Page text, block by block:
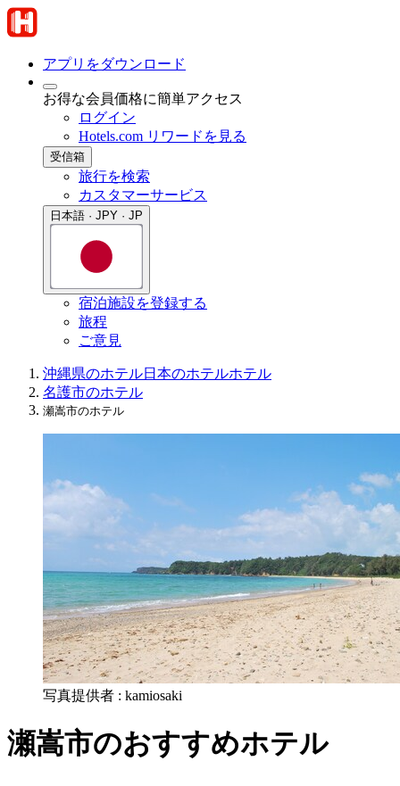
アプリをダウンロード
お得な会員価格に簡単アクセス
ログイン
Hotels.com リワードを見る
受信箱
旅行を検索
カスタマーサービス
日本語 · JPY · JP
宿泊施設を登録する
旅程
ご意見
沖縄県のホテル日本のホテルホテル
名護市のホテル
瀬嵩市のホテル
写真提供者 : kamiosaki
瀬嵩市のおすすめホテル